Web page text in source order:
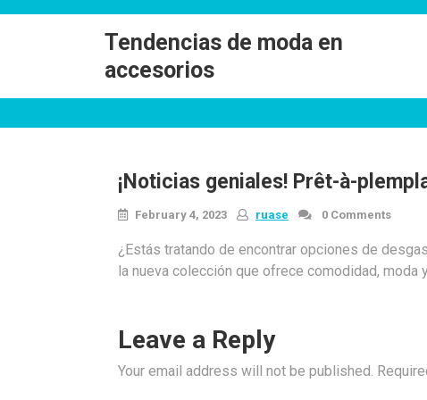
Tendencias de moda en
accesorios
¡Noticias geniales! Prêt-à-
February 4, 2023 ruase 0 Comments
¿Estás tratando de encontrar opciones de
la nueva colección que ofrece comodidad,
Leave a Reply
Your email address will not be published.